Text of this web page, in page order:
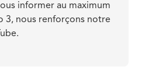
informer au maximum
3, nous renforçons notre